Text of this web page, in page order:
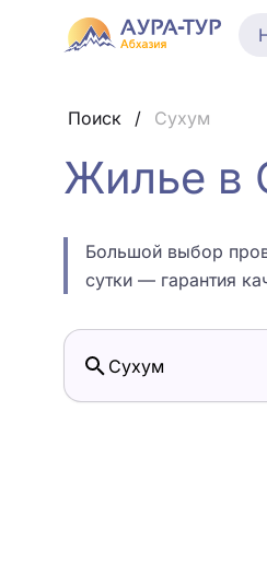
Поиск / Сухум
Жилье в
Большой выбор
сутки — гарантия
Сухум